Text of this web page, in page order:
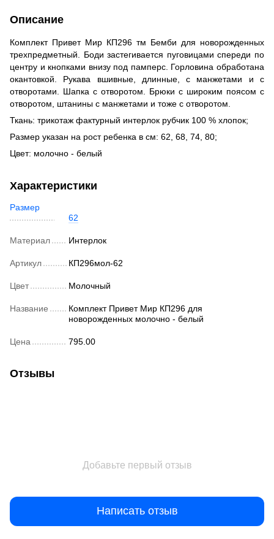
Описание
Комплект Привет Мир КП296 тм Бемби для новорожденных
трехпредметный. Боди застегивается пуговицами спереди по
центру и кнопками внизу под памперс. Горловина обработана
окантовкой. Рукава вшивные, длинные, с манжетами и с
отворотами. Шапка с отворотом. Брюки с широким поясом с
отворотом, штанины с манжетами и тоже с отворотом.
Ткань: трикотаж фактурный интерлок рубчик 100 % хлопок;
Размер указан на рост ребенка в см: 62, 68, 74, 80;
Цвет: молочно - белый
Характеристики
Размер
62
Материал Интерлок
Артикул КП296мол-62
Цвет Молочный
Название
Комплект Привет Мир КП296 для
новорожденных молочно - белый
Цена 795.00
Отзывы
Добавьте первый отзыв
Написать отзыв